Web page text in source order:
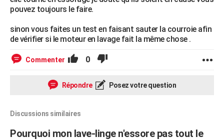
pouvez toujours le faire.
sinon vous faites un test en faisant sauter la courroie afin
de vérifier si le moteur en lavage fait la même chose .
Commenter 0
Répondre Posez votre question
Discussions similaires
Pourquoi mon lave-linge n'essore pas tout le